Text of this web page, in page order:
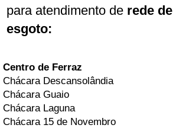
para atendimento de rede de
esgoto:
Centro de Ferraz
Chácara Descansolândia
Chácara Guaio
Chácara Laguna
Chácara 15 de Novembro